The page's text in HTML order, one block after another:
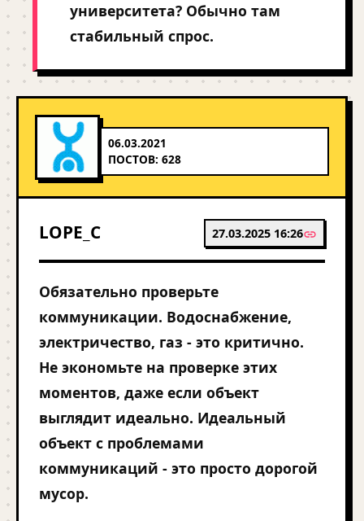
университета? Обычно там
стабильный спрос.
06.03.2021
ПОСТОВ: 628
LOPE_C 27.03.2025 16:26
Обязательно проверьте
коммуникации. Водоснабжение,
электричество, газ - это критично.
Не экономьте на проверке этих
моментов, даже если объект
выглядит идеально. Идеальный
объект с проблемами
коммуникаций - это просто дорогой
мусор.